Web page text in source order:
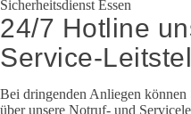
Sicherheitsdienst Essen
24/7 Hotline
Service-
Bei dringenden Anliegen
über unsere Notruf- und